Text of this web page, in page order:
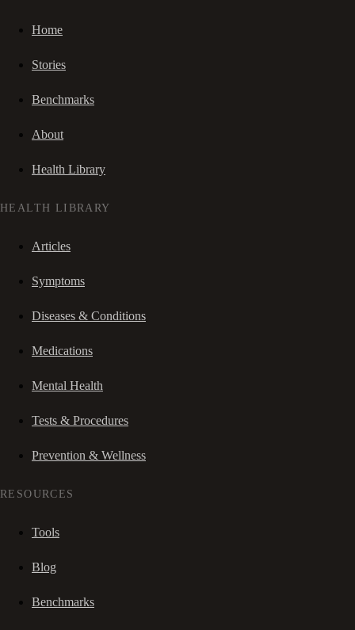
Home
Stories
Benchmarks
About
Health Library
HEALTH LIBRARY
Articles
Symptoms
Diseases & Conditions
Medications
Mental Health
Tests & Procedures
Prevention & Wellness
RESOURCES
Tools
Blog
Benchmarks